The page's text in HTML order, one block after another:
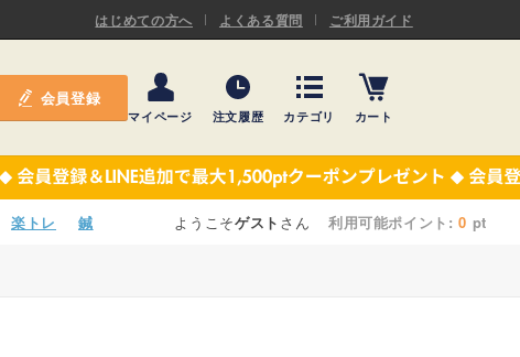
はじめての方へ よくある質問 ご利用ガイド
会員登録
マイページ 注文履歴 カテゴリ
ASキネシオロジーテープ
カート
楽トレ 鍼 ようこそゲスト さん 利用可能ポイント:0 pt
機材・機材消耗品
テーピング
施術ベッド・マクラ